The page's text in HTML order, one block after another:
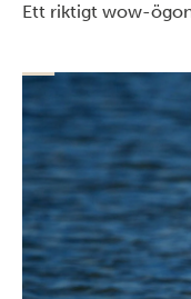
Ett riktigt wow-